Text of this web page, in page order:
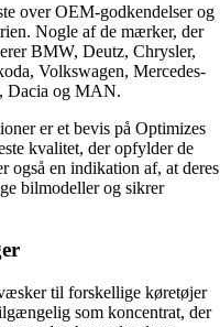
over OEM-godkendelser og
Nogle af de mærker, der
BMW, Deutz, Chrysler,
Volkswagen, Mercedes-
Dacia og MAN.
er et bevis på Optimizes
kvalitet, der opfylder de
også en indikation af, at deres
bilmodeller og sikrer
til forskellige køretøjer
som koncentrat, der